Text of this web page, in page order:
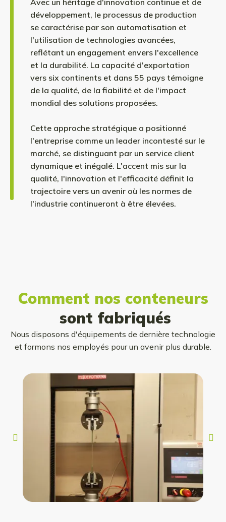
développement, le processus de production
se caractérise par son automatisation et
l'utilisation de technologies avancées,
reflétant un engagement envers l'excellence
et la durabilité. La capacité d'exportation
vers six continents et dans 55 pays témoigne
de la qualité, de la fiabilité et de l'impact
mondial des solutions proposées.
Cette approche stratégique a positionné
l'entreprise comme un leader incontesté sur le
marché, se distinguant par un service client
dynamique et inégalé. L'accent mis sur la
qualité, l'innovation et l'efficacité définit la
trajectoire vers un avenir où les normes de
l'industrie continueront à être élevées.
Comment nos conteneurs
sont fabriqués
Nous disposons d'équipements de dernière technologie
et formons nos employés pour un avenir plus durable.